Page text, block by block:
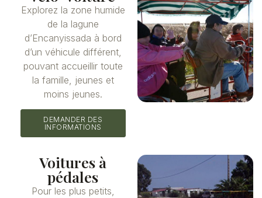
Explorez la zone humide
de la lagune
d’Encanyissada à bord
d’un véhicule différent,
pouvant accueillir toute
la famille, jeunes et
moins jeunes.
DEMANDER DES
INFORMATIONS
Voitures à
pédales
Pour les plus petits,